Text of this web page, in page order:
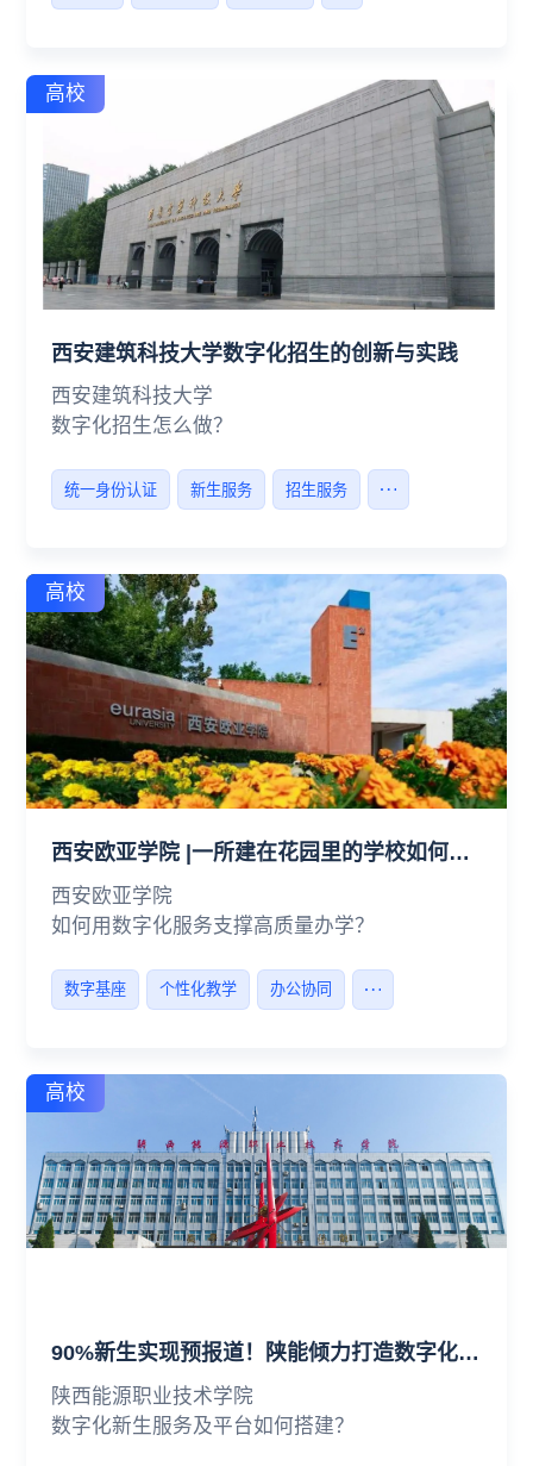
富、便捷的信息化服务。
高校
西安建筑科技大学数字化招生的创新与实践
西安建筑科技大学
数字化招生怎么做？
统一身份认证 新生服务 招生服务
高校
西安欧亚学院 |一所建在花园里的学校如何做到高质量办学？
西安欧亚学院
如何用数字化服务支撑高质量办学？
数字基座 个性化教学 办公协同
高校
90%新生实现预报道！陕能倾力打造数字化迎生服务平台
陕西能源职业技术学院
数字化新生服务及平台如何搭建？